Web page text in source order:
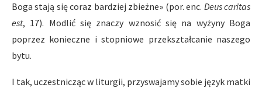
Boga stają się coraz bardziej zbieżne» (por. enc. Deus caritas
est, 17). Modlić się znaczy wznosić się na wyżyny Boga
poprzez konieczne i stopniowe przekształcanie naszego
bytu.
I tak, uczestnicząc w liturgii, przyswajamy sobie język matki